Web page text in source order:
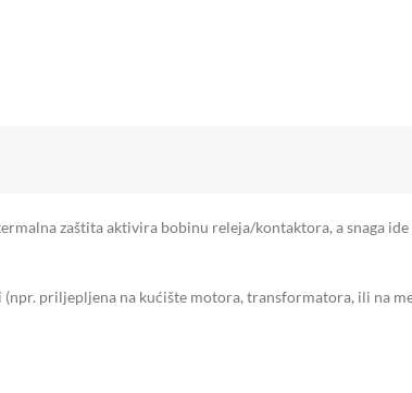
zaštita aktivira bobinu releja/kontaktora, a snaga ide
priljepljena na kućište motora, transformatora, ili na